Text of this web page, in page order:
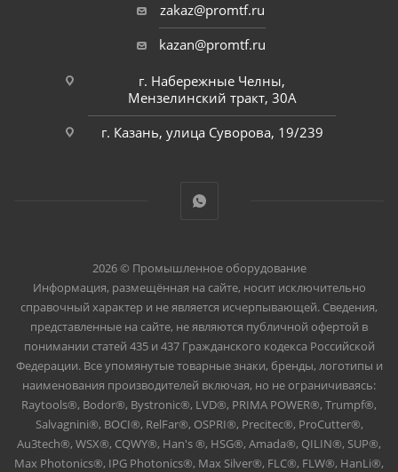
zakaz@promtf.ru
kazan@promtf.ru
г. Набережные Челны,
Мензелинский тракт, 30А
г. Казань, улица Суворова, 19/239
2026 © Промышленное оборудование
Информация, размещённая на сайте, носит исключительно
справочный характер и не является исчерпывающей. Сведения,
представленные на сайте, не являются публичной офертой в
понимании статей 435 и 437 Гражданского кодекса Российской
Федерации. Все упомянутые товарные знаки, бренды, логотипы и
наименования производителей включая, но не ограничиваясь:
Raytools®, Bodor®, Bystronic®, LVD®, PRIMA POWER®, Trumpf®,
Salvagnini®, BOCI®, RelFar®, OSPRI®, Precitec®, ProCutter®,
Au3tech®, WSX®, CQWY®, Han's ®, HSG®, Amada®, QILIN®, SUP®,
Max Photonics®, IPG Photonics®, Max Silver®, FLC®, FLW®, HanLi®,